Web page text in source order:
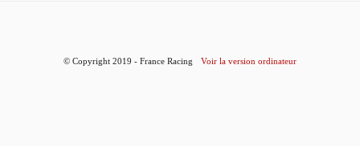
© Copyright 2019 - France Racing Voir la version ordinateur